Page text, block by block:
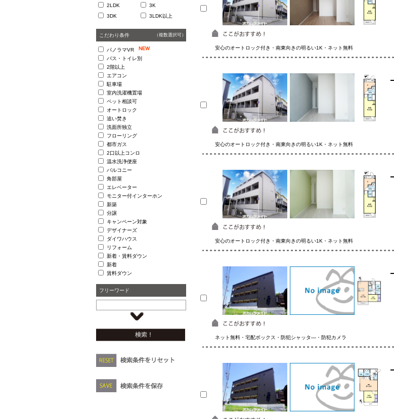
安心のオートロック付き・南東向きの明るい1K・ネット無料
安心のオートロック付き・南東向きの明るい1K・ネット無料
安心のオートロック付き・南東向きの明るい1K・ネット無料
ネット無料・宅配ボックス・防犯シャッタ―・防犯カメラ
2LDK
3K
3DK
3LDK以上
こだわり条件 （複数選択可）
パノラマVR
バス・トイレ別
2階以上
エアコン
駐車場
室内洗濯機置場
ペット相談可
オートロック
追い焚き
洗面所独立
フローリング
都市ガス
2口以上コンロ
温水洗浄便座
バルコニー
角部屋
エレベーター
モニター付インターホン
新築
分譲
キャンペーン対象
デザイナーズ
ダイワハウス
リフォーム
新着・賃料ダウン
新着
賃料ダウン
フリーワード